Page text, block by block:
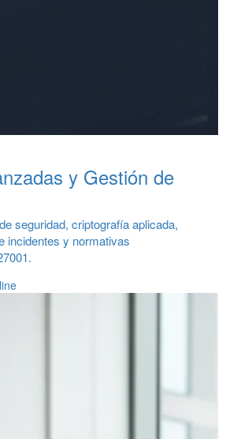
y Gestión de
seguridad, criptografía aplicada,
incidentes y normativas